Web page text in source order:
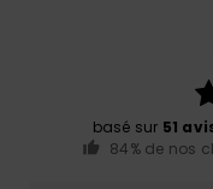
basé sur 51
84% de nos